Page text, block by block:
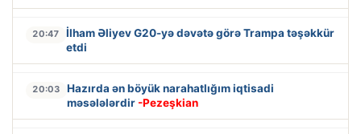
20:47
İlham Əliyev G20-yə dəvətə görə Trampa təşəkkür
etdi
20:03
Hazırda ən böyük narahatlığım iqtisadi
məsələlərdir -Pezeşkian